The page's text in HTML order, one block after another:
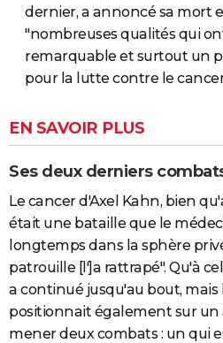
dernier, a annoncé sa mort
"nombreuses qualités qui
remarquable et surtout un
pour la lutte contre le
EN SAVOIR PLUS
Ses deux derniers
Le cancer d'Axel Kahn, bien
était une bataille que le
longtemps dans la sphère
patrouille [l']a rattrapé". Qu'à
a continué jusqu'au bout, mais
positionnait également sur un
mener deux combats : un qui